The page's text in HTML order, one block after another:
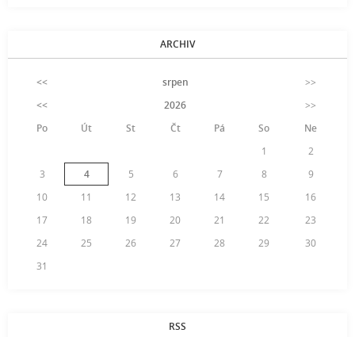
ARCHIV
<< srpen
>>
<<
2026
>>
Po
Út St Čt Pá So
Ne
1
2
3
4 5 6 7 8
9
10
11 12 13 14 15
16
17
18 19 20 21 22
23
24
25 26 27 28 29
30
31
RSS